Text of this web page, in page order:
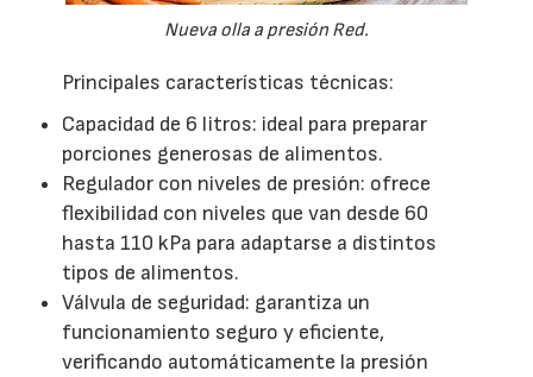
Nueva olla a presión Red.
Principales características técnicas:
Capacidad de 6 litros: ideal para preparar
porciones generosas de alimentos.
Regulador con niveles de presión: ofrece
flexibilidad con niveles que van desde 60
hasta 110 kPa para adaptarse a distintos
tipos de alimentos.
Válvula de seguridad: garantiza un
funcionamiento seguro y eficiente,
verificando automáticamente la presión